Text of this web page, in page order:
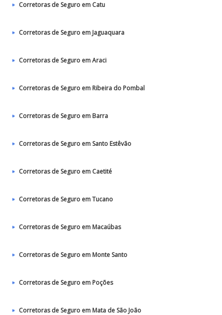
Corretoras de Seguro em Catu
Corretoras de Seguro em Jaguaquara
Corretoras de Seguro em Araci
Corretoras de Seguro em Ribeira do Pombal
Corretoras de Seguro em Barra
Corretoras de Seguro em Santo Estêvão
Corretoras de Seguro em Caetité
Corretoras de Seguro em Tucano
Corretoras de Seguro em Macaúbas
Corretoras de Seguro em Monte Santo
Corretoras de Seguro em Poções
Corretoras de Seguro em Mata de São João